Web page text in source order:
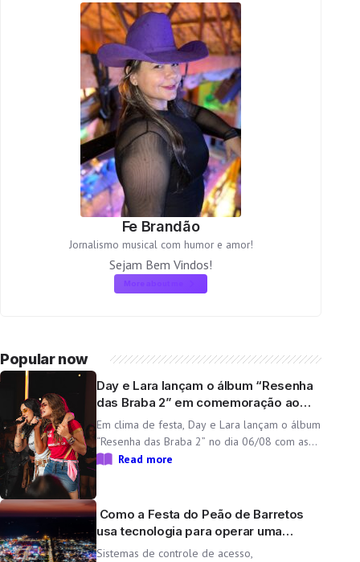
Fe Brandão
Jornalismo musical com humor e amor!
Sejam Bem Vindos!
More about me
Popular now
Day e Lara lançam o álbum “Resenha
das Braba 2” em comemoração ao
aniversário da dupla
Em clima de festa, Day e Lara lançam o álbum
“Resenha das Braba 2” no dia 06/08 com as
inéditas “Lado Cachorra” e “Doeu em Mim” O
Read more
Como a Festa do Peão de Barretos
usa tecnologia para operar uma
cidade temporária
Sistemas de controle de acesso,